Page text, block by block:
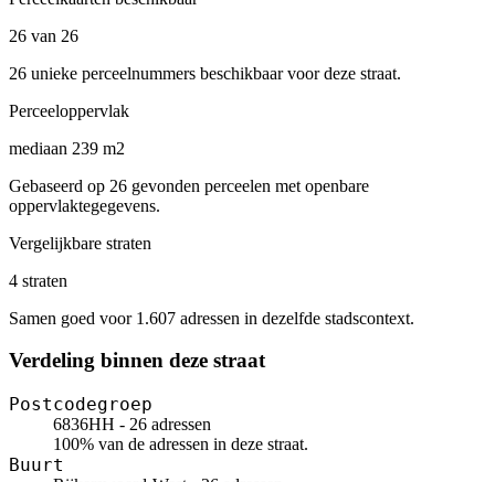
26 van 26
26 unieke perceelnummers beschikbaar voor deze straat.
Perceeloppervlak
mediaan 239 m2
Gebaseerd op 26 gevonden perceelen met openbare
oppervlaktegegevens.
Vergelijkbare straten
4 straten
Samen goed voor 1.607 adressen in dezelfde stadscontext.
Verdeling binnen deze straat
Postcodegroep
6836HH - 26 adressen
100% van de adressen in deze straat.
Buurt